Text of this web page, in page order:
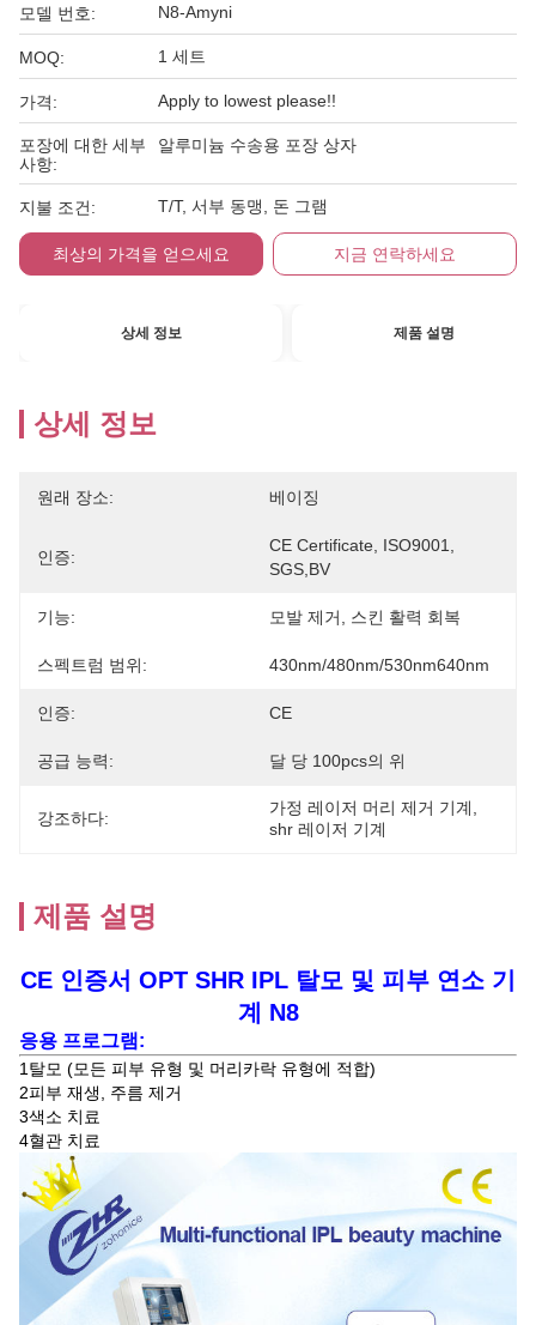
모델 번호: N8-Amyni
MOQ: 1 세트
가격: Apply to lowest please!!
포장에 대한 세부
사항:
알루미늄 수송용 포장 상자
지불 조건: T/T, 서부 동맹, 돈 그램
최상의 가격을 얻으세요 지금 연락하세요
상세 정보 제품 설명
상세 정보
원래 장소: 베이징
인증:
CE Certificate, ISO9001,
SGS,BV
기능: 모발 제거, 스킨 활력 회복
스펙트럼 범위: 430nm/480nm/530nm640nm
인증: CE
공급 능력: 달 당 100pcs의 위
강조하다:
가정 레이저 머리 제거 기계
shr 레이저 기계
제품 설명
CE 인증서 OPT SHR IPL 탈모 및 피부 연소 기
계 N8
응용 프로그램:
1탈모 (모든 피부 유형 및 머리카락 유형에 적합)
2피부 재생, 주름 제거
3색소 치료
4혈관 치료